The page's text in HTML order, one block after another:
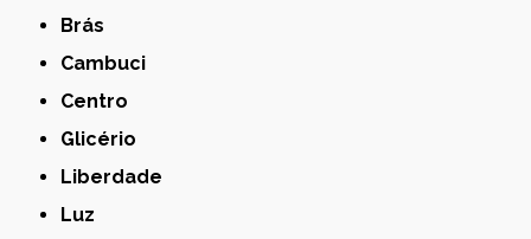
Brás
Cambuci
Centro
Glicério
Liberdade
Luz